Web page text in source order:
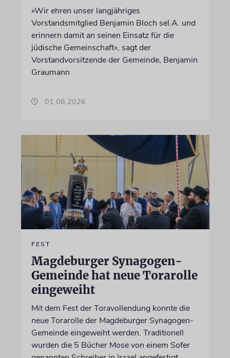
»Wir ehren unser langjähriges
Vorstandsmitglied Benjamin Bloch sel.A. und
erinnern damit an seinen Einsatz für die
jüdische Gemeinschaft«, sagt der
Vorstandvorsitzende der Gemeinde, Benjamin
Graumann
01.06.2026
FEST
Magdeburger Synagogen-
Gemeinde hat neue Torarolle
eingeweiht
Mit dem Fest der Toravollendung konnte die
neue Torarolle der Magdeburger Synagogen-
Gemeinde eingeweiht werden. Traditionell
wurden die 5 Bücher Mose von einem Sofer